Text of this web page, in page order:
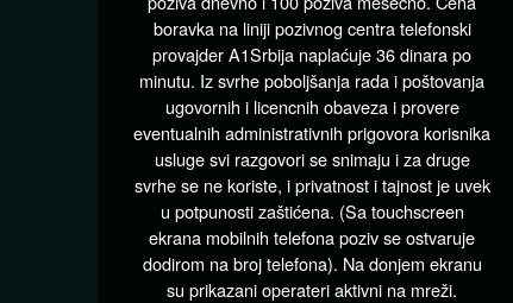
boravka na liniji pozivnog centra telefonski
provajder A1Srbija naplaćuje 36 dinara po
minutu. Iz svrhe poboljšanja rada i poštovanja
ugovornih i licencnih obaveza i provere
eventualnih administrativnih prigovora korisnika
usluge svi razgovori se snimaju i za druge
svrhe se ne koriste, i privatnost i tajnost je uvek
u potpunosti zaštićena. (Sa touchscreen
ekrana mobilnih telefona poziv se ostvaruje
dodirom na broj telefona). Na donjem ekranu
su prikazani operateri aktivni na mreži.